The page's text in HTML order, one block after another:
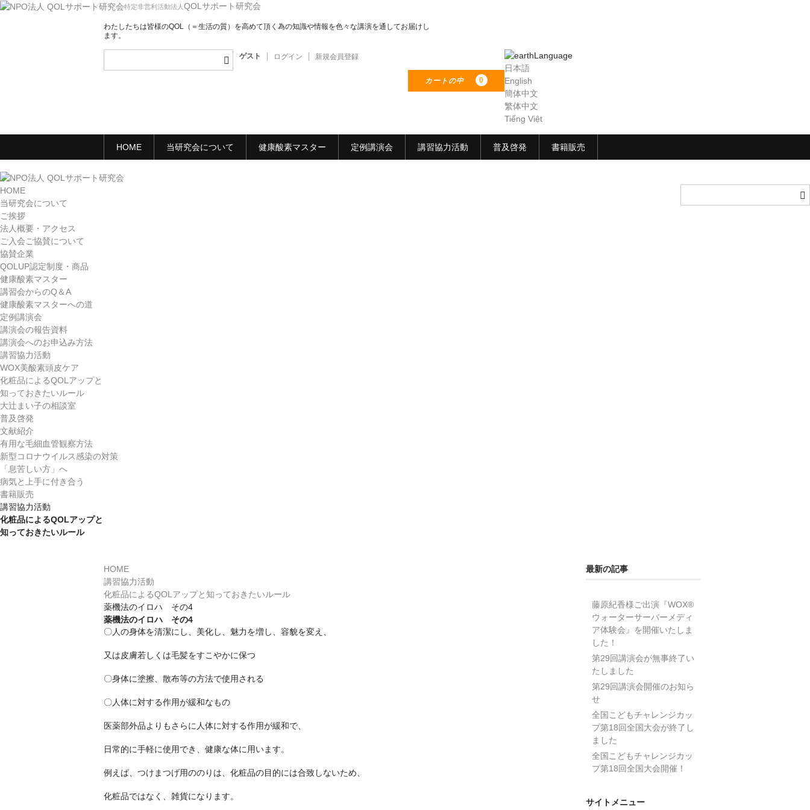
特定非営利活動法人 QOLサポート研究会
わたしたちは皆様のQOL（＝生活の質）を高めて頂く為の知識や情報を色々な講演を通してお届けし
ます。
ゲスト ログイン 新規会員登録
カートの中 0
Language
日本語
English
簡体中文
繁体中文
Tiếng Việt
HOME 当研究会について 健康酸素マスター 定例講演会 講習協力活動 普及啓発 書籍販売
HOME
当研究会について
ご挨拶
法人概要・アクセス
ご入会ご協賛について
協賛企業
QOLUP認定制度・商品
健康酸素マスター
講習会からのQ＆A
健康酸素マスターへの道
定例講演会
講演会の報告資料
講演会へのお申込み方法
講習協力活動
WOX美酸素頭皮ケア
化粧品によるQOLアップと
知っておきたいルール
大辻まい子の相談室
普及啓発
文献紹介
有用な毛細血管観察方法
新型コロナウイルス感染の対策
「息苦しい方」へ
病気と上手に付き合う
書籍販売
講習協力活動
化粧品によるQOLアップと
知っておきたいルール
HOME
講習協力活動
化粧品によるQOLアップと知っておきたいルール
薬機法のイロハ その4
薬機法のイロハ その4
〇人の身体を清潔にし、美化し、魅力を増し、容貌を変え、
又は皮膚若しくは毛髪をすこやかに保つ
〇身体に塗擦、散布等の方法で使用される
〇人体に対する作用が緩和なもの
医薬部外品よりもさらに人体に対する作用が緩和で、
日常的に手軽に使用でき、健康な体に用います。
例えば、つけまつげ用ののりは、化粧品の目的には合致しないため、
化粧品ではなく、雑貨になります。
最新の記事
藤原紀香様ご出演『WOX®
ウォーターサーバーメディ
ア体験会』を開催いたしま
した！
第29回講演会が無事終了い
たしました
第29回講演会開催のお知ら
せ
全国こどもチャレンジカッ
プ第18回全国大会が終了し
ました
全国こどもチャレンジカッ
プ第18回全国大会開催！
サイトメニュー